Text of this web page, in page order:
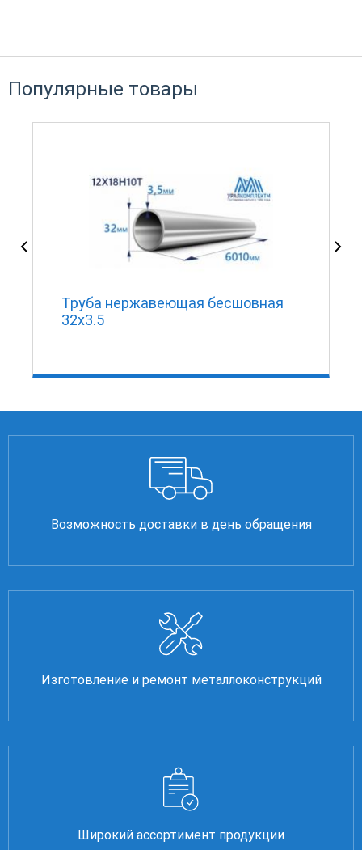
Популярные товары
Труба нержавеющая бесшовная
32х3.5
Возможность доставки в день обращения
Изготовление и ремонт металлоконструкций
Широкий ассортимент продукции